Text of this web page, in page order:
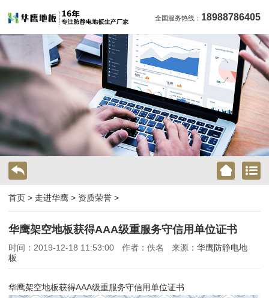
全国服务热线： 18988786405
首页 > 走进华鹰 > 资质荣誉 >
华鹰架空地板获得AAA级重服务守信用单位证书
时间：2019-12-18 11:53:00 作者：佚名 来源：华鹰防静电地
板
华鹰架空地板获得AAA级重服务守信用单位证书